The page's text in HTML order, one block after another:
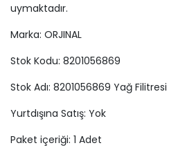
uymaktadır.
Marka: ORJINAL
Stok Kodu: 8201056869
Stok Adı: 8201056869 Yağ Filitresi
Yurtdışına Satış: Yok
Paket içeriği: 1 Adet